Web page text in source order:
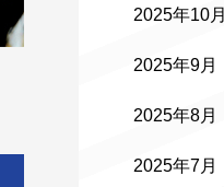
2025年10月
2025年9月
2025年8月
2025年7月